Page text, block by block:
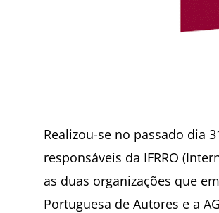
Realizou-se no passado dia
responsáveis da IFRRO
as duas organizações que
Portuguesa de Autores e a